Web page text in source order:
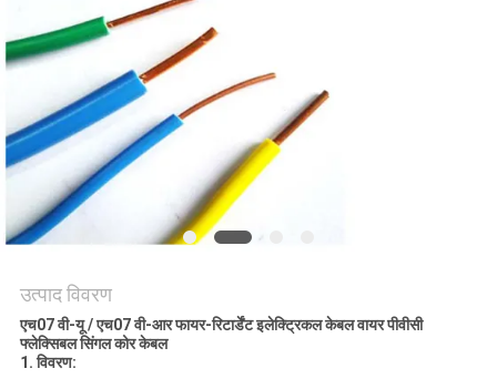
समाचार
BLOG
एक
का
अनुरोध
उत्पाद विवरण
एच07 वी-यू / एच07 वी-आर फायर-रिटार्डेंट इलेक्ट्रिकल केबल वायर पीवीसी
फ्लेक्सिबल सिंगल कोर केबल
1. विवरण: